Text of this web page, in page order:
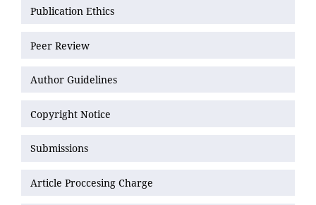
Publication Ethics
Peer Review
Author Guidelines
Copyright Notice
Submissions
Article Proccesing Charge